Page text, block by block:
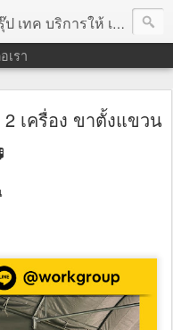
เตอร์ ทีวีจอแบน จอทัชสกรีน ตู้คีออส วีดีโอวอล และอุปกรณ์อื่น ๆ บริการให้เช่าเป็น รายวัน
เรา
2 เครื่อง ขาตั้งแขวน